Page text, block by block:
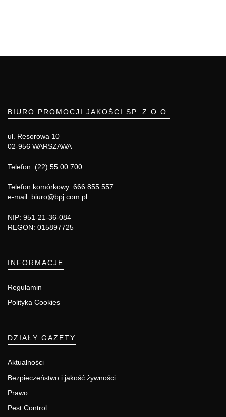
BIURO PROMOCJI JAKOŚCI SP. Z O.O.
ul. Resorowa 10
02-956 WARSZAWA
Telefon: (22) 55 00 700
Telefon komórkowy: 666 855 557
e-mail: biuro@bpj.com.pl
NIP: 951-21-36-084
REGON: 015897725
INFORMACJE
Regulamin
Polityka Cookies
DZIAŁY GAZETY
Aktualności
Bezpieczeństwo i jakość żywności
Prawo
Pest Control